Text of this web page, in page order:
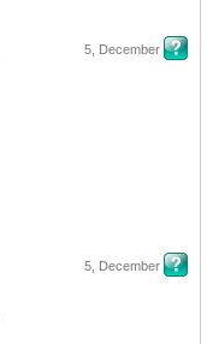
5, December
5, December